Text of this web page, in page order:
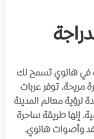
في هانوي تسمح لك
مريحة. توفر عربات
لرؤية معالم المدينة
إنها طريقة ساحرة
وأصوات هانوي.